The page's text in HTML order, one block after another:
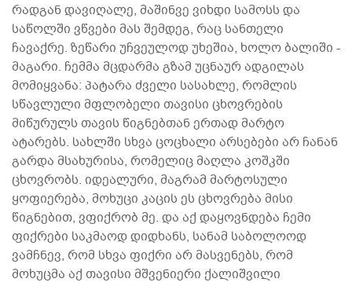
რადგან დავიღალე, მაშინვე ვიხდი სამოსს და
საწოლში ვწვები მას შემდეგ, რაც სანთელი
ჩავაქრე. ზეწარი უჩვეულოდ უხეშია, ხოლო ბალიში -
მაგარი. ჩემმა მცდარმა გზამ უცნაურ ადგილას
მომიყვანა: პატარა ძველი სასახლე, რომლის
სწავლული მფლობელი თავისი ცხოვრების
მიწურულს თავის წიგნებთან ერთად მარტო
ატარებს. სახლში სხვა ცოცხალი არსებები არ ჩანან
გარდა მსახურისა, რომელიც მაღლა კოშკში
ცხოვრობს. იდეალური, მაგრამ მარტოსული
ყოფიერება, მოხუცი კაცის ეს ცხოვრება მისი
წიგნებით, ვფიქრობ მე. და აქ დაყოვნდება ჩემი
ფიქრები საკმაოდ დიდხანს, სანამ საბოლოოდ
ვამჩნევ, რომ სხვა ფიქრი არ მასვენებს, რომ
მოხუცმა აქ თავისი მშვენიერი ქალიშვილი